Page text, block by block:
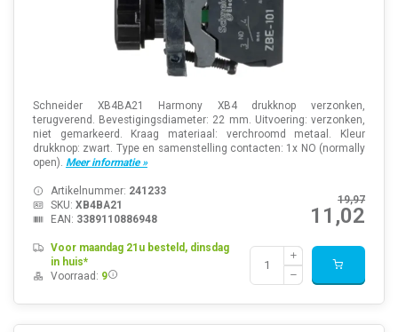
Schneider XB4BA21 Harmony XB4 drukknop verzonken,
terugverend. Bevestigingsdiameter: 22 mm. Uitvoering: verzonken,
niet gemarkeerd. Kraag materiaal: verchroomd metaal. Kleur
drukknop: zwart. Type en samenstelling contacten: 1x NO (normally
open). Meer informatie »
19,97
11,02
Artikelnummer: 241233
SKU: XB4BA21
EAN: 3389110886948
Voor maandag 21u besteld, dinsdag
in huis*
Voorraad: 9